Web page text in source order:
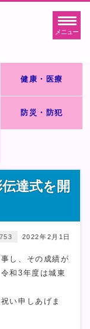
メニュー
健康・医療
防災・防犯
達式を開
2022年2月1日
し、その成績が
和3年度は城東
い申しあげま